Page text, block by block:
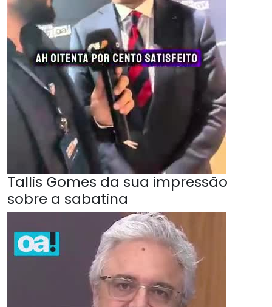
Tallis Gomes da sua impressão
sobre a sabatina